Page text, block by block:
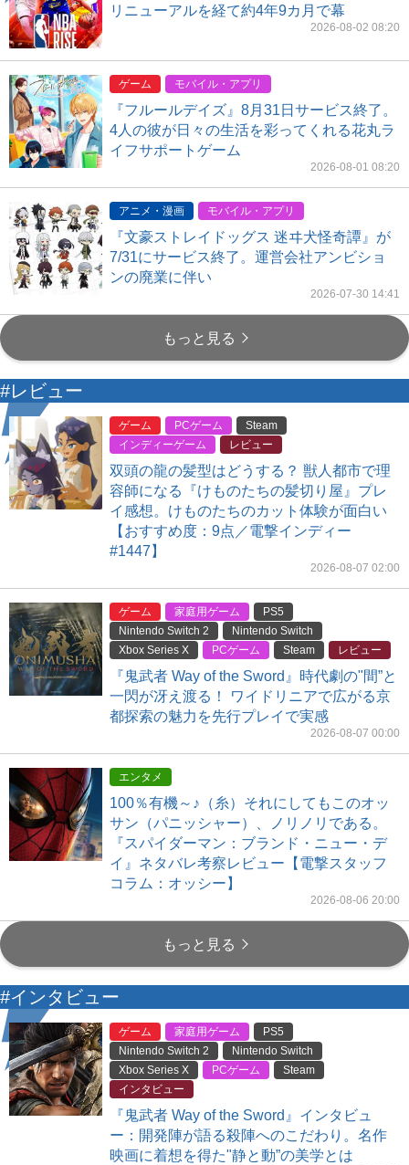
リニューアルを経て約4年9カ月で幕
2026-08-02 08:20
ゲーム モバイル・アプリ
『フルールデイズ』8月31日サービス終了。
4人の彼が日々の生活を彩ってくれる花丸ラ
イフサポートゲーム
2026-08-01 08:20
アニメ・漫画 モバイル・アプリ
『文豪ストレイドッグス 迷ヰ犬怪奇譚』が
7/31にサービス終了。運営会社アンビショ
ンの廃業に伴い
2026-07-30 14:41
もっと見る
#レビュー
ゲーム PCゲーム
Steam
インディーゲーム
レビュー
双頭の龍の髪型はどうする？ 獣人都市で理
容師になる『けものたちの髪切り屋』プレ
イ感想。けものたちのカット体験が面白い
【おすすめ度：9点／電撃インディー
#1447】
2026-08-07 02:00
ゲーム 家庭用ゲーム
PS5
Nintendo Switch 2
Nintendo Switch
Xbox Series X
PCゲーム Steam レビュー
『鬼武者 Way of the Sword』時代劇の"間”と
一閃が冴え渡る！ ワイドリニアで広がる京
都探索の魅力を先行プレイで実感
2026-08-07 00:00
エンタメ
100％有機～♪（糸）それにしてもこのオッ
サン（パニッシャー）、ノリノリである。
『スパイダーマン：ブランド・ニュー・デ
イ』ネタバレ考察レビュー【電撃スタッフ
コラム：オッシー】
2026-08-06 20:00
もっと見る
#インタビュー
ゲーム 家庭用ゲーム
PS5
Nintendo Switch 2
Nintendo Switch
Xbox Series X
PCゲーム
Steam
インタビュー
『鬼武者 Way of the Sword』インタビュ
ー：開発陣が語る殺陣へのこだわり。名作
映画に着想を得た"静と動”の美学とは